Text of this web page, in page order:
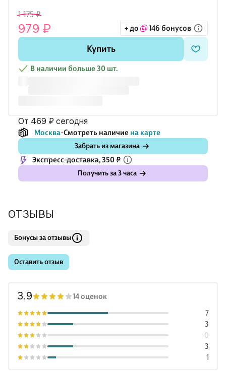
1 175 ₽
979 ₽ + до 146 бонусов
Купить
В наличии больше 30 шт.
от 469 ₽ сегодня
Москва Смотреть наличие на карте
Забрать из магазина
Экспресс-доставка, 350 ₽
Получить за 3 часа
ОТЗЫВЫ
Бонусы за отзывы
Оставить отзыв
3.9 14 оценок
1
3
0
3
7